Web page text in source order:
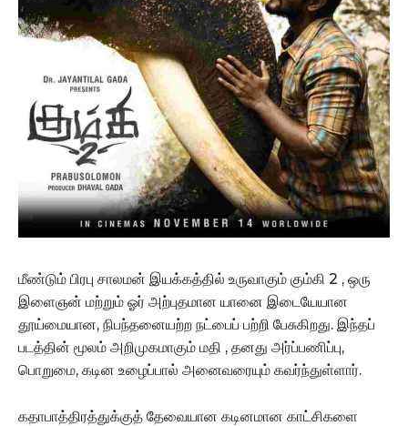
மீண்டும் பிரபு சாலமன் இயக்கத்தில் உருவாகும் கும்கி 2 , ஒரு
இளைஞன் மற்றும் ஓர் அற்புதமான யானை இடையேயான
தூய்மையான, நிபந்தனையற்ற நட்பைப் பற்றி பேசுகிறது. இந்தப்
படத்தின் மூலம் அறிமுகமாகும் மதி , தனது அர்ப்பணிப்பு,
பொறுமை, கடின உழைப்பால் அனைவரையும் கவர்ந்துள்ளார்.
கதாபாத்திரத்துக்குத் தேவையான கடினமான காட்சிகளை